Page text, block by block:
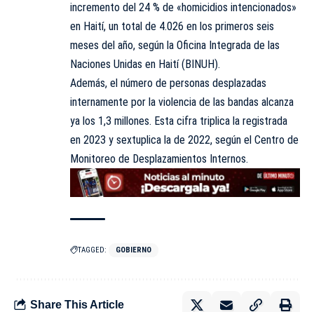
incremento del 24 % de «homicidios intencionados»
en Haití, un total de 4.026 en los primeros seis
meses del año, según la Oficina Integrada de las
Naciones Unidas en Haití (BINUH).
Además, el número de personas desplazadas
internamente por la violencia de las bandas alcanza
ya los 1,3 millones. Esta cifra triplica la registrada
en 2023 y sextuplica la de 2022, según el Centro de
Monitoreo de Desplazamientos Internos.
TAGGED: GOBIERNO
Share This Article